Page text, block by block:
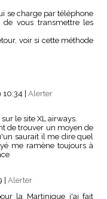
se charge par téléphone
vous transmettre les
voir si cette méthode
Alerter
le site XL airways.
de trouver un moyen de
saurait il me dire quel
me ramène toujours à
Alerter
la Martinique j'ai fait